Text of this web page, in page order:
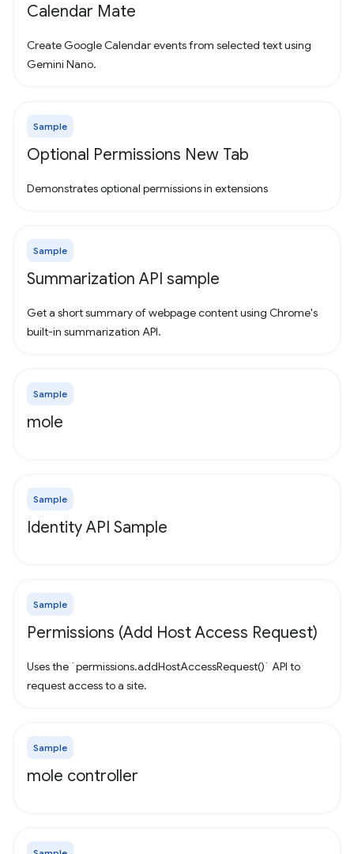
Calendar Mate
Create Google Calendar events from selected text using
Gemini Nano.
Sample
Optional Permissions New Tab
Demonstrates optional permissions in extensions
Sample
Summarization API sample
Get a short summary of webpage content using Chrome's
built-in summarization API.
Sample
mole
Sample
Identity API Sample
Sample
Permissions (Add Host Access Request)
Uses the `permissions.addHostAccessRequest()` API to
request access to a site.
Sample
mole controller